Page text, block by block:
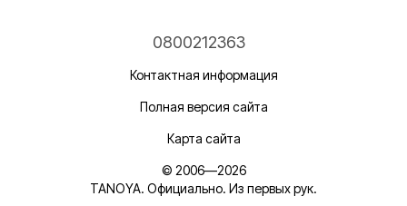
0800212363
Контактная информация
Полная версия сайта
Карта сайта
© 2006—2026
TANOYA. Официально. Из первых рук.